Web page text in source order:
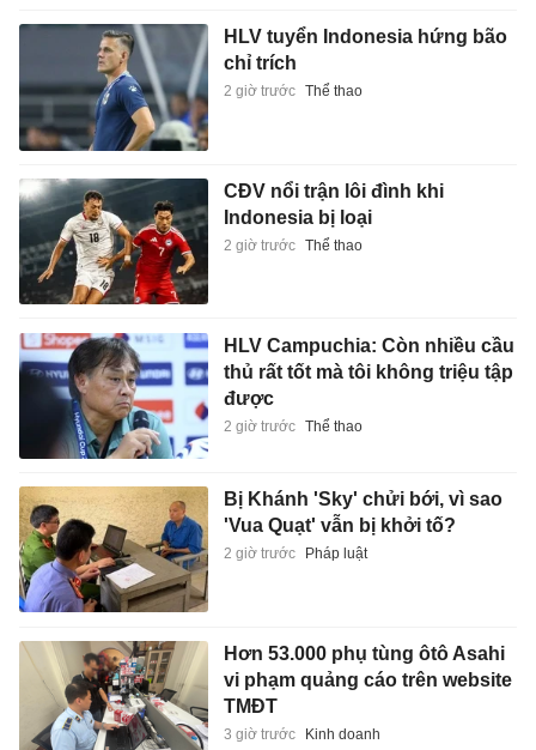
HLV tuyển Indonesia hứng bão
chỉ trích
2 giờ trước Thể thao
CĐV nổi trận lôi đình khi
Indonesia bị loại
2 giờ trước Thể thao
HLV Campuchia: Còn nhiều cầu
thủ rất tốt mà tôi không triệu tập
được
2 giờ trước Thể thao
Bị Khánh 'Sky' chửi bới, vì sao
'Vua Quạt' vẫn bị khởi tố?
2 giờ trước Pháp luật
Hơn 53.000 phụ tùng ôtô Asahi
vi phạm quảng cáo trên website
TMĐT
3 giờ trước Kinh doanh